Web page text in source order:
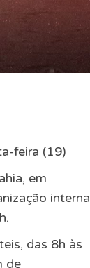
feira (19)
em
interna
das 8h às
de